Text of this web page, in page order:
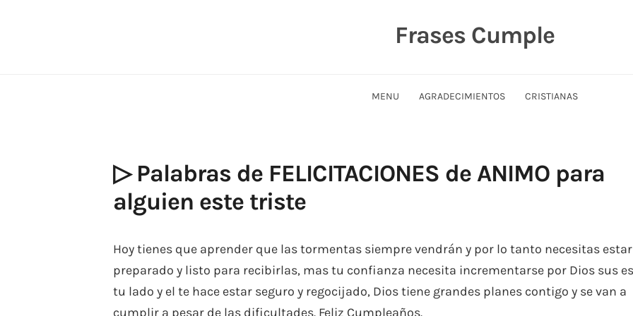
Frases Cumple
MENU AGRADECIMIENTOS CRISTIANAS
▷ Palabras de FELICITACIONES de ANIMO para
alguien este triste
Hoy tienes que aprender que las tormentas siempre vendrán y por lo tanto necesitas estar
preparado y listo para recibirlas, mas tu confianza necesita incrementarse por Dios sus
tu lado y el te hace estar seguro y regocijado, Dios tiene grandes planes contigo y se van a
cumplir a pesar de las dificultades. Feliz Cumpleaños.